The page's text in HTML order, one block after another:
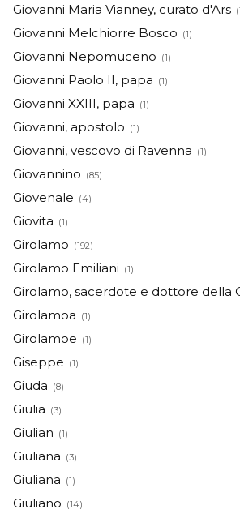
Giovanni Maria Vianney, curato d'Ars
Giovanni Melchiorre Bosco (1)
Giovanni Nepomuceno (1)
Giovanni Paolo II, papa (1)
Giovanni XXIII, papa (1)
Giovanni, apostolo (1)
Giovanni, vescovo di Ravenna (1)
Giovannino (85)
Giovenale (4)
Giovita (1)
Girolamo (192)
Girolamo Emiliani (1)
Girolamo, sacerdote e dottore della
Girolamoa (1)
Girolamoe (1)
Giseppe (1)
Giuda (8)
Giulia (3)
Giulian (1)
Giuliana (3)
Giuliana (1)
Giuliano (14)